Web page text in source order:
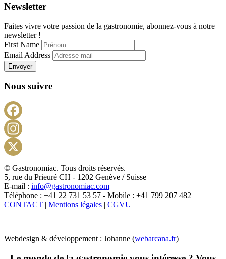
Newsletter
Faites vivre votre passion de la gastronomie, abonnez-vous à notre
newsletter !
First Name
Email Address
Envoyer
Nous suivre
X
© Gastronomiac. Tous droits réservés.
5, rue du Prieuré CH - 1202 Genève / Suisse
E-mail : info@gastronomiac.com
Téléphone : +41 22 731 53 57 - Mobile : +41 799 207 482
CONTACT | Mentions légales | CGVU
Webdesign & développement : Johanne (webarcana.fr)